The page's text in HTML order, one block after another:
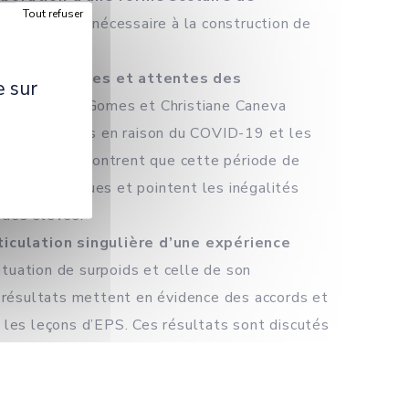
le temps nécessaire à la construction de
et attentes des
Almeida Gomes et Christiane Caneva
des écoles en raison du COVID-19 et les
Ils montrent que cette période de
numériques et pointent les inégalités
élèves.
singulière d’une expérience
de surpoids et celle de son
mettent en évidence des accords et
leçons d’EPS. Ces résultats sont discutés
sur
Tout refuser